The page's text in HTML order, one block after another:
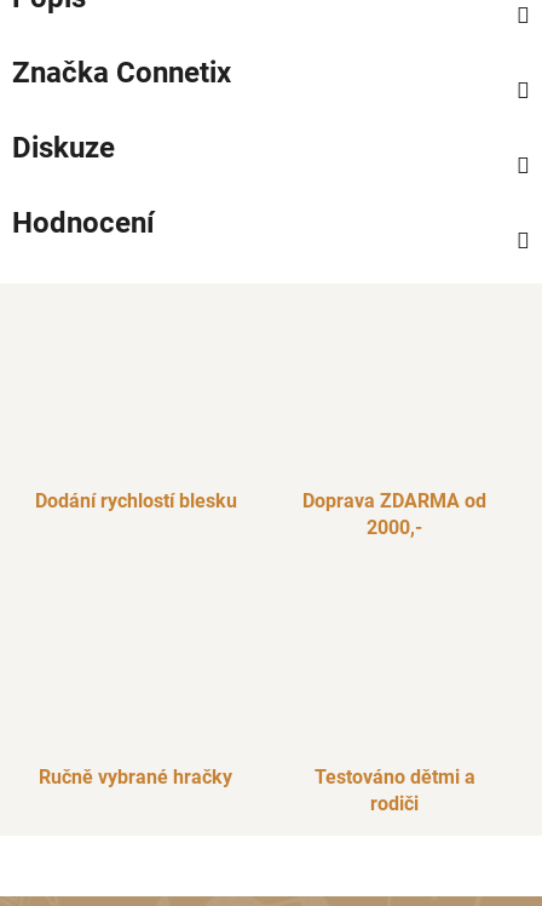
Značka Connetix
Diskuze
Hodnocení
Dodání rychlostí blesku
Doprava ZDARMA od
2000,-
Ručně vybrané hračky
Testováno dětmi a
rodiči